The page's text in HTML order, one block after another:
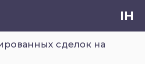
IH
сделок на